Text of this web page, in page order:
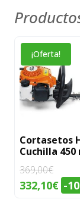
¡Oferta!
Cortasetos
Cuchilla 450
369,00€
El
332,10€El-